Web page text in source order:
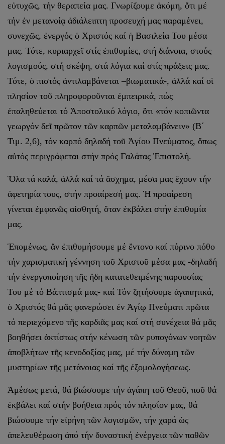
εὐτυχῶς, τήν θεραπεία μας. Γνωρίζουμε ἀκόμη, ὅτι μέ
τήν ἐν μετανοίᾳ ἀδιάλειπτη προσευχή μας παραμένει,
συνεχῶς, ἐνεργός ὁ Χριστός καί ἡ Βασιλεία Του μέσα
μας. Τότε, κυριαρχεῖ στίς ἐπιθυμίες, στή διάνοια, στούς
λογισμούς, στή σκέψη, στά λόγια καί στίς πράξεις μας.
Τότε, ὁ πιστός ἀντιλαμβάνεται –βιωματικά-, ἀλλά καί οἱ
πλησίον τοῦ πληροφοροῦνται ἐμπειρικά, πώς
ἐπαληθεύεται τό Ἀποστολικό λόγιο, ὅτι «τόν κοπιῶντα
γεωργόν δεῖ πρῶτον τῶν καρπῶν μεταλαμβάνειν» (Β΄
Τιμ. 2,6), τόν καρπό δηλαδή τοῦ Ἁγίου Πνεύματος, ὅπως
αὐτός περιγράφεται στήν πρός Γαλάτας Ἐπιστολή.
Ὅλα τά καλά, ἀλλά καί τά ἄσχημα, μέσα μας ἔχουν τήν
ἀφετηρία τους, στήν προαίρεσή μας. Ἡ προαίρεση
γίνεται ἐμφανῶς αἰσθητή, ὅταν ἐκβάλει στήν ἐπιθυμία
μας.
Ἑπομένως, ἄν ἐπιθυμήσουμε μέ ἔντονο καί πύρινο πόθο
τήν χαρισματική γέννηση τοῦ Χριστοῦ μέσα μας -δηλαδή
τήν ἐνεργοποίηση τῆς ἤδη κατατεθειμένης παρουσίας
Του μέ τό Βάπτισμά μας- καί Τόν ζητήσουμε ἀγαπητικά,
ὁ Χριστός θά μᾶς φανερώσει ἐν Ἀγίῳ Πνεύματι πρῶτα
τό περιεχόμενο τῆς καρδιᾶς μας καί στή συνέχεια θά μᾶς
βοηθήσει ἀκτίστως στήν κένωση τῶν ρυπογόνων νοητῶν
ἀποβλήτων τῆς κενοδοξίας μας, μέ τήν δύναμη τῶν
μυστηρίων τῆς μετάνοιας καί τῆς ἐξομολογήσεως.
Ἀμέσως μετά, θά βιώσουμε τήν ἀγάπη τοῦ Θεοῦ, ποῦ θά
ἐκβάλει καί στήν βοήθεια πρός τόν πλησίον μας, θά
βιώσουμε τήν εἰρήνη τῶν λογισμῶν, τήν χαρά ὡς
ἀπελευθέρωση ἀπό τήν δυναστική ἐνέργεια τῶν παθῶν